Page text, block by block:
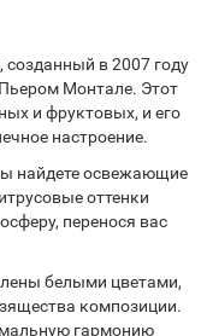
созданный в 2007 году
Монтале. Этот
и фруктовых, и его
настроение.
найдете освежающие
оттенки
перенося вас
белыми цветами,
композиции.
гармонию